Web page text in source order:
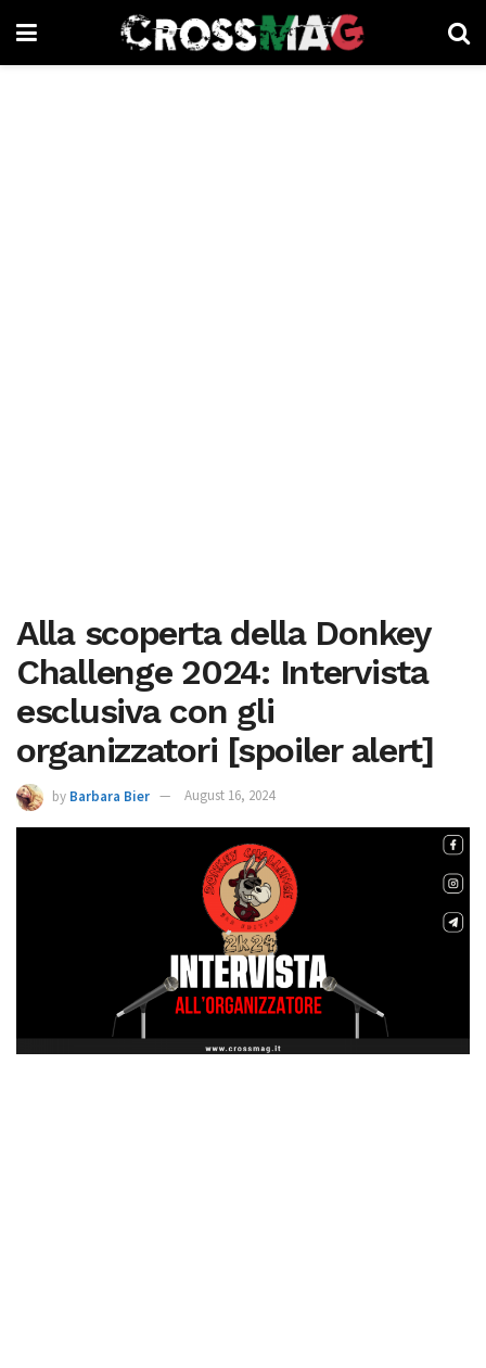
Alla scoperta della Donkey
Challenge 2024: Intervista
esclusiva con gli
organizzatori [spoiler alert]
by Barbara Bier August 16, 2024